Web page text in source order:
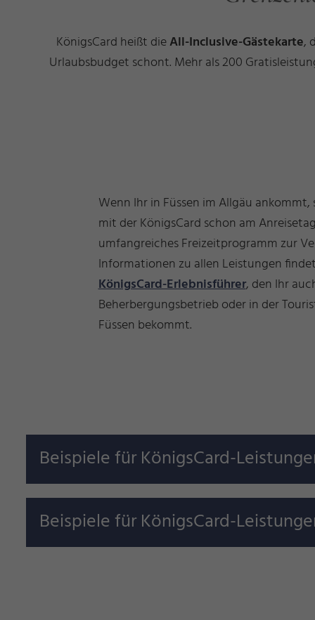
KönigsCard heißt dieAll-Inclusive-Gästekarte,
Urlaubsbudget schont. Mehr als 200
Wenn Ihr in Füssen im Allgäu
mit der KönigsCard schon am
umfangreiches Freizeitprogramm zur
Informationen zu allen Leistungen
KönigsCard-Erlebnisführer, den Ihr
Beherbergungsbetrieb oder in der
Füssen bekommt.
Beispiele für KönigsCard-
Beispiele für KönigsCard-